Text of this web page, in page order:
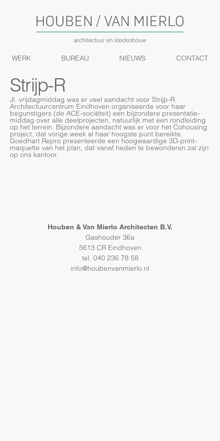
WERK BUREAU NIEUWS CONTACT
Strijp-R
Jl. vrijdagmiddag was er veel aandacht voor Strijp-R.
Architectuurcentrum Eindhoven organiseerde voor haar
begunstigers (de ACE-sociëteit) een bijzondere presentatie-
middag over alle deelprojecten, natuurlijk met een rondleiding
op het terrein. Bijzondere aandacht was er voor het Cohousing
project, dat vorige week al haar hoogste punt bereikte.
Goedhart Repro presenteerde een hoogwaardige 3D-print-
maquette van het plan, dat vanaf heden te bewonderen zal zijn
op ons kantoor.
Houben & Van Mierlo Architecten B.V.
Gashouder 36a
5613 CR Eindhoven
tel. 040 236 78 58
info@houbenvanmierlo.nl